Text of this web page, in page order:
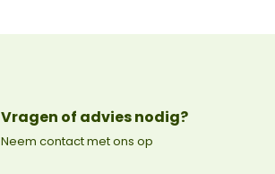
Vragen of advies nodig?
Neem contact met ons op